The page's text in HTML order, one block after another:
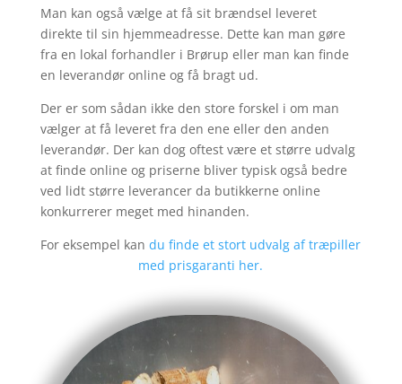
Man kan også vælge at få sit brændsel leveret
direkte til sin hjemmeadresse. Dette kan man gøre
fra en lokal forhandler i Brørup eller man kan finde
en leverandør online og få bragt ud.
Der er som sådan ikke den store forskel i om man
vælger at få leveret fra den ene eller den anden
leverandør. Der kan dog oftest være et større udvalg
at finde online og priserne bliver typisk også bedre
ved lidt større leverancer da butikkerne online
konkurrerer meget med hinanden.
For eksempel kandu finde et stort udvalg af træpiller
med prisgaranti her.